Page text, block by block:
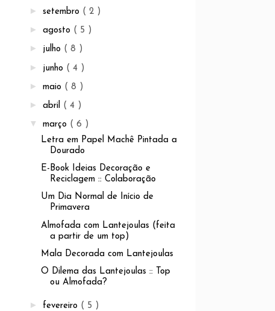
► setembro ( 2 )
► agosto ( 5 )
► julho ( 8 )
► junho ( 4 )
► maio ( 8 )
► abril ( 4 )
▼ março ( 6 )
Letra em Papel Machê Pintada a
Dourado
E-Book Ideias Decoração e
Reciclagem :: Colaboração
Um Dia Normal de Início de
Primavera
Almofada com Lantejoulas (feita
a partir de um top)
Mala Decorada com Lantejoulas
O Dilema das Lantejoulas :: Top
ou Almofada?
► fevereiro ( 5 )